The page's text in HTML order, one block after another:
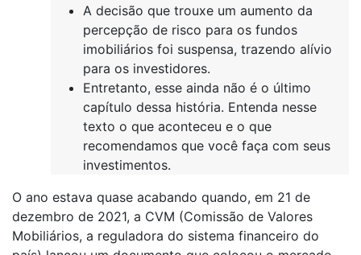
A decisão que trouxe um aumento da
percepção de risco para os fundos
imobiliários foi suspensa, trazendo alívio
para os investidores.
Entretanto, esse ainda não é o último
capítulo dessa história. Entenda nesse
texto o que aconteceu e o que
recomendamos que você faça com seus
investimentos.
O ano estava quase acabando quando, em 21 de
dezembro de 2021, a CVM (Comissão de Valores
Mobiliários, a reguladora do sistema financeiro do